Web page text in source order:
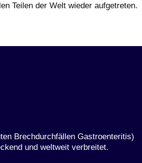
Teilen der Welt wieder aufgetreten.
Brechdurchfällen Gastroenteritis)
und weltweit verbreitet.